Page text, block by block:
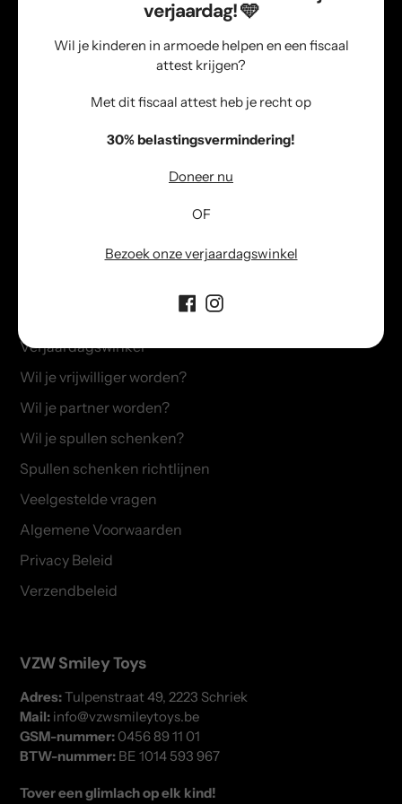
kind een fijne verjaardag, Sinterklaas
Elk kind verdient gelijke kansen
en/of achtergrond.
Info over verjaardagspakketten
Verjaardagswinkel
Wil je vrijwilliger worden?
Wil je partner worden?
Wil je spullen schenken?
Spullen schenken richtlijnen
Veelgestelde vragen
Algemene Voorwaarden
Privacy Beleid
Verzendbeleid
VZW Smiley Toys
Adres:Tulpenstraat 49, 2223 Schriek
Mail: info@vzwsmileytoys.be
GSM-nummer: 0456 89 11 01
BTW-nummer: BE 1014 593 967
Tover een glimlach op elk kind!
verjaardag! 🩵
Wil je kinderen in armoede helpen en een fiscaal
attest krijgen?
Met dit fiscaal attest heb je recht op
30% belastingsvermindering!
Doneer nu
OF
Bezoek onze verjaardagswinkel